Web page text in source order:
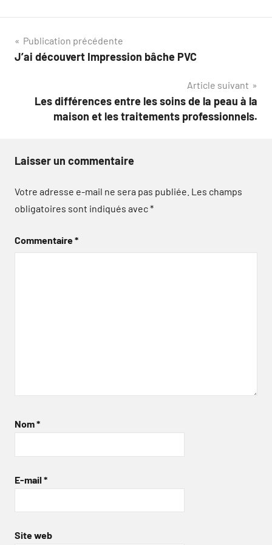
Navigation
de
Publication précédente
J’ai découvert Impression bâche PVC
Article suivant
Les différences entre les soins de la peau à la
maison et les traitements professionnels.
Laisser un commentaire
Votre adresse e-mail ne sera pas publiée. Les champs
obligatoires sont indiqués avec*
Commentaire*
Nom*
E-mail *
Site web